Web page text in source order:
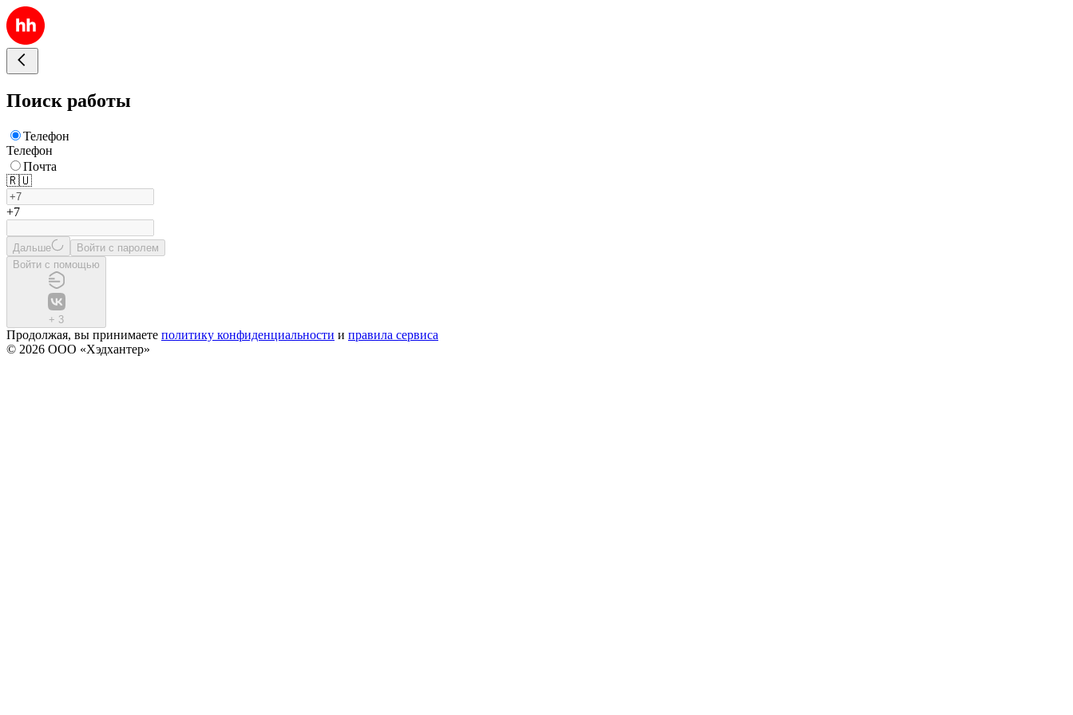
Поиск работы
Телефон
Телефон
Почта
🇷🇺
+7
Дальше
Войти с паролем
Войти с помощью
+ 3
Продолжая, вы принимаете политику конфиденциальности и правила сервиса
© 2026 ООО «Хэдхантер»